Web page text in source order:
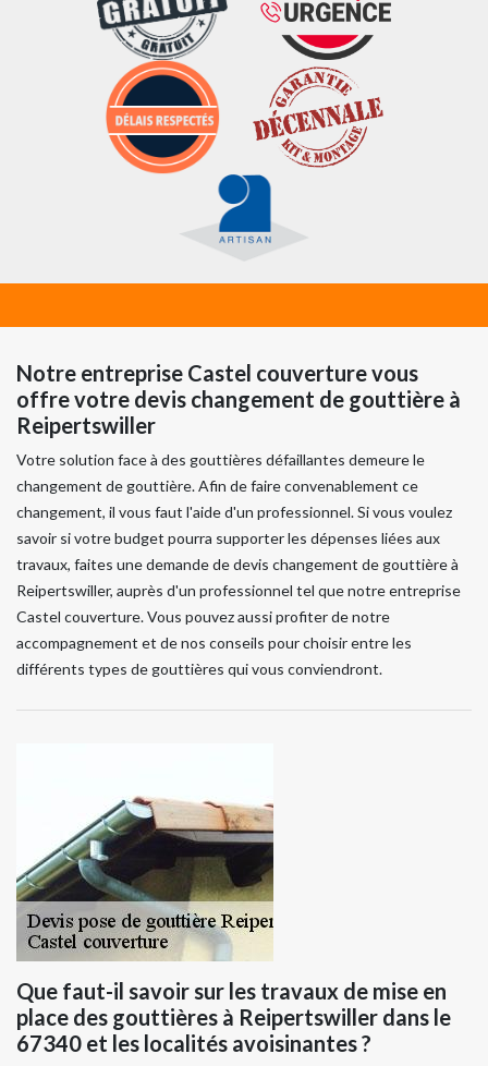
Notre entreprise Castel couverture vous
offre votre devis changement de gouttière à
Reipertswiller
Votre solution face à des gouttières défaillantes demeure le
changement de gouttière. Afin de faire convenablement ce
changement, il vous faut l'aide d'un professionnel. Si vous voulez
savoir si votre budget pourra supporter les dépenses liées aux
travaux, faites une demande de devis changement de gouttière à
Reipertswiller, auprès d'un professionnel tel que notre entreprise
Castel couverture. Vous pouvez aussi profiter de notre
accompagnement et de nos conseils pour choisir entre les
différents types de gouttières qui vous conviendront.
Que faut-il savoir sur les travaux de mise en
place des gouttières à Reipertswiller dans le
67340 et les localités avoisinantes ?